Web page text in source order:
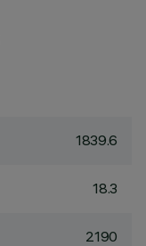
1839.6
18.3
2190